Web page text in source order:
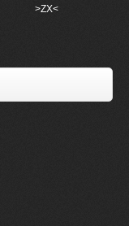
>ZX<